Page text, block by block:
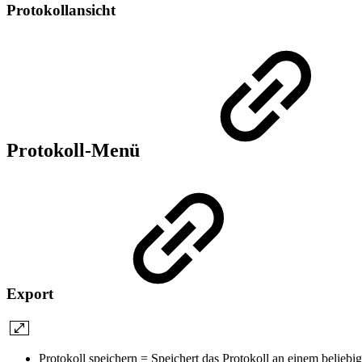
Protokollansicht
Protokoll-Menü
Export
Protokoll speichern = Speichert das Protokoll an einem